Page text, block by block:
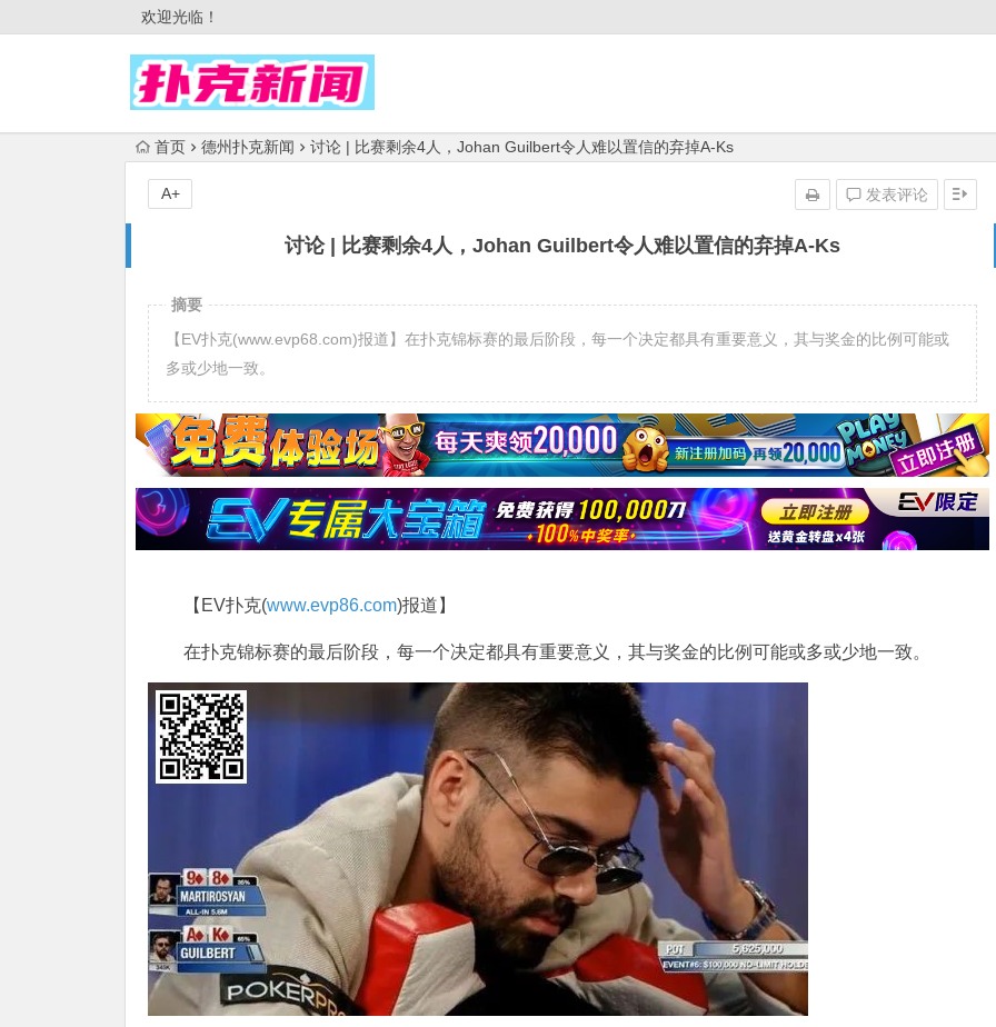
欢迎光临！
首页 德州扑克新闻 讨论 | 比赛剩余4人，Johan Guilbert令人难以置信的弃掉A-Ks
讨论 | 比赛剩余4人，Johan Guilbert令人难以置信的弃掉A-Ks
发表评论
A+
摘要
【EV扑克(www.evp68.com)报道】在扑克锦标赛的最后阶段，每一个决定都具有重要意义，其与奖金的比例可能或
多或少地一致。
【EV扑克(www.evp86.com)报道】
在扑克锦标赛的最后阶段，每一个决定都具有重要意义，其与奖金的比例可能或多或少地一致。